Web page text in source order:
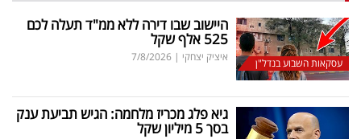
עסקאות השבוע בנדל"ן
היישוב שבו דירה ללא ממ"ד תעלה לכם
525 אלף שקל
איציק יצחקי |
7/8/2026
גיא פלג מכריז מלחמה: הגיש תביעת ענק
בסך 5 מיליון שקל